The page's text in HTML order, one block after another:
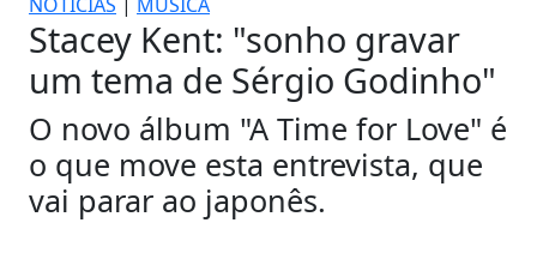
Stacey Kent: "sonho gravar
um tema de Sérgio Godinho"
O novo álbum "A Time for Love" é
o que move esta entrevista, que
vai parar ao japonês.